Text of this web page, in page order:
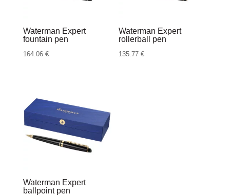
Waterman Expert
fountain pen
164.06 €
Waterman Expert
rollerball pen
135.77€
Waterman Expert
ballpoint pen